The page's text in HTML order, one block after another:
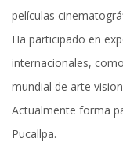
películas
Ha participado en
internacionales,
mundial de arte
Actualmente forma
Pucallpa.